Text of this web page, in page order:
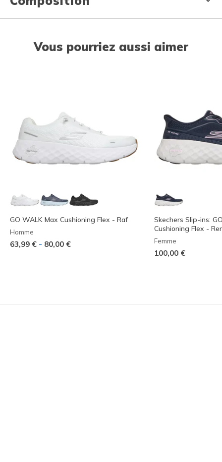
Vous pourriez aussi aimer
GO WALK Max Cushioning Flex - Raf
Homme
63,99 € - 80,00 €
Skechers Slip-ins:
Cushioning Flex -
Femme
100,00 €